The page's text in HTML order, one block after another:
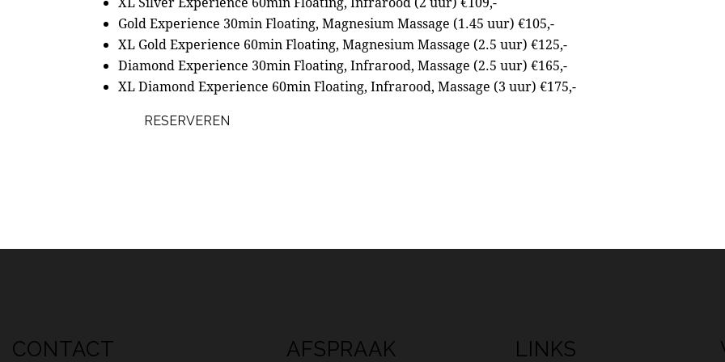
Gold Experience 30min Floating, Magnesium Massage (1.45 uur) €105,-
XL Gold Experience 60min Floating, Magnesium Massage (2.5 uur) €125,-
Diamond Experience 30min Floating, Infrarood, Massage (2.5 uur) €165,-
XL Diamond Experience 60min Floating, Infrarood, Massage (3 uur) €175,-
RESERVEREN
CONTACT AFSPRAAK LINKS